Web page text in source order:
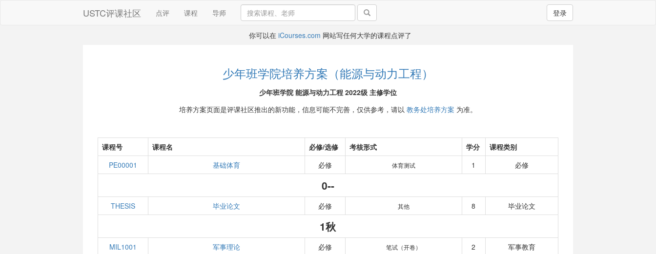
USTC评课社区 点评 课程 导师 登录
你可以在 iCourses.com 网站写任何大学的课程点评了
少年班学院培养方案（能源与动力工程）
少年班学院 能源与动力工程 2022级 主修学位
培养方案页面是评课社区推出的新功能，信息可能不完善，仅供参考，请以 教务处培养方案 为准。
课程号 课程名 必修/选修 考核形式 学分
课程类别
PE00001
基础体育 必修 体育测试 1 必修
0--
THESIS 毕业论文 必修 其他 8 毕业论文
1秋
MIL1001 军事理论 必修 笔试（开卷） 2
军事教育